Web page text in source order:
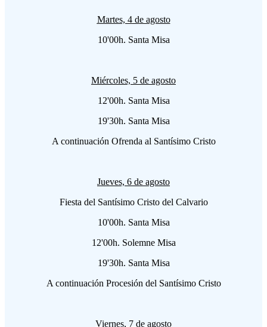
Martes, 4de agosto
10'00h. Santa Misa
Miércoles, 5 de agosto
12'00h. Santa Misa
19'30h. Santa Misa
A continuación Ofrenda al Santísimo Cristo
Jueves, 6 de agosto
Fiesta del Santísimo Cristo del Calvario
10'00h. Santa Misa
12'00h. Solemne Misa
19'30h. Santa Misa
A continuación Procesión del Santísimo Cristo
Viernes, 7 de agosto